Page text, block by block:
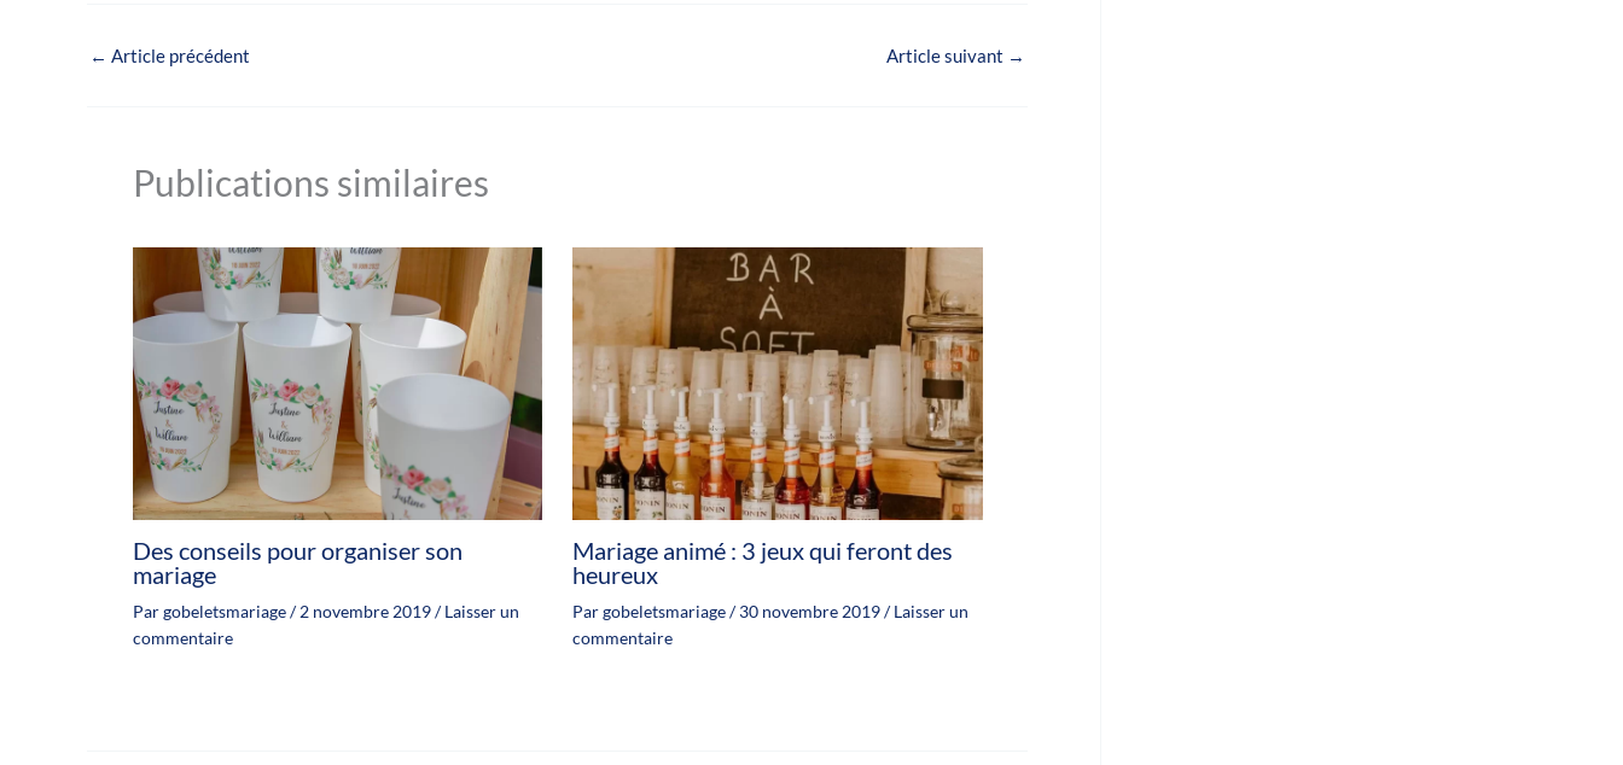
← Article précédent Article suivant →
Publications similaires
Des conseils pour organiser son
mariage
Pargobeletsmariage/2 novembre 2019/Laisser un
commentaire
Mariage animé : 3 jeux qui feront des
heureux
Pargobeletsmariage/30 novembre 2019/Laisser un
commentaire